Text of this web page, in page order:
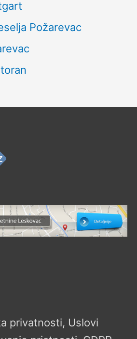
Požarevac
privatnosti, Uslovi